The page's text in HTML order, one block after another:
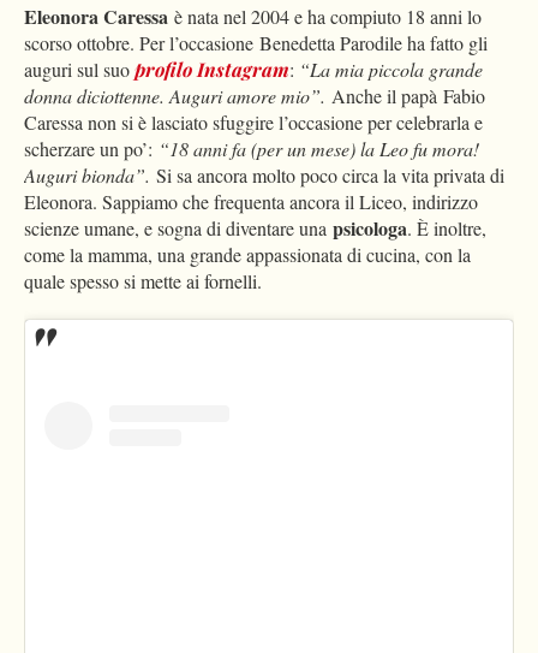
Eleonora Caressa è nata nel 2004 e ha compiuto 18 anni lo
scorso ottobre. Per l’occasione Benedetta Parodile ha fatto gli
auguri sul suoprofilo Instagram: “La mia piccola grande
donna diciottenne. Auguri amore mio”. Anche il papà Fabio
Caressa non si è lasciato sfuggire l’occasione per celebrarla e
scherzare un po’: “18 anni fa (per un mese) la Leo fu mora!
Auguri bionda”. Si sa ancora molto poco circa la vita privata di
Eleonora. Sappiamo che frequenta ancora il Liceo, indirizzo
scienze umane, e sogna di diventare una psicologa. È inoltre,
come la mamma, una grande appassionata di cucina, con la
quale spesso si mette ai fornelli.